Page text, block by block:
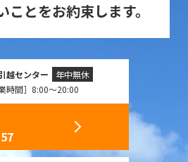
とをお約束します。
越センター
年中無休
業時間］8:00～20:00